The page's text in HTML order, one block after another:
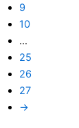
9
10
…
25
26
27
→